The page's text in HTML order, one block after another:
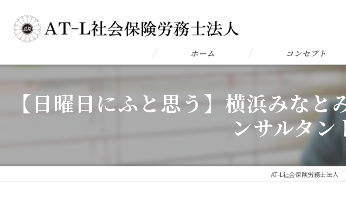
ホーム コンセプト
【日曜日にふと思う】横浜みな
ンサルタ
AT-L社会保険労務士法人